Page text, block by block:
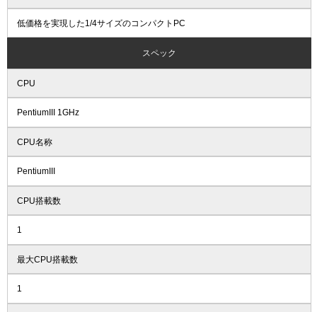
低価格を実現した1/4サイズのコンパクトPC
スペック
CPU
PentiumIII 1GHz
CPU名称
PentiumIII
CPU搭載数
1
最大CPU搭載数
1